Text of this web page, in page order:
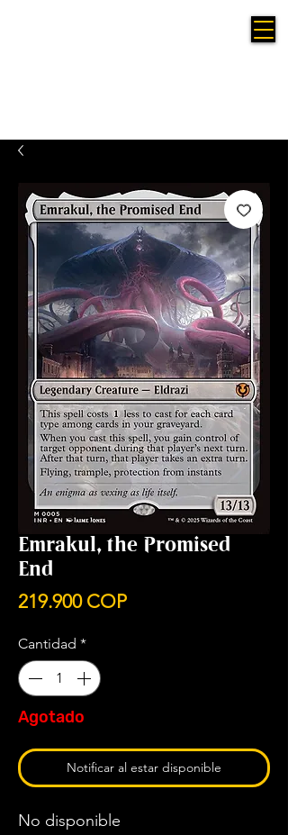
Emrakul, the Promised
End
219.900 COPPrecio
Cantidad *
Agotado
Notificar al estar disponible
No disponible